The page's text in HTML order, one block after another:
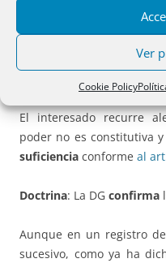
Ver
Cookie Policy
suspendela
en la escritura de
especial, el poder en
El interesado recurre
poder no es constitutiva
suficiencia conforme al
Doctrina: La DG confirma
Aunque en un registro
sucesivo, como ya ha